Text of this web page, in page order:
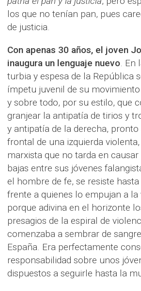
los que no tenían pan, pues
de justicia.
Con apenas 30 años, el joven
inaugura un lenguaje nuevo. En
turbia y espesa de la República
ímpetu juvenil de su
y sobre todo, por su estilo, que
granjear la antipatía de tirios y
y antipatía de la derecha,
frontal de una izquierda
marxista que no tarda en
bajas entre sus jóvenes
el hombre de fe, se resiste
frente a quienes lo empujan a la
porque adivina en el horizonte
presagios de la espiral de
comenzaba a sembrar de
España. Era perfectamente
responsabilidad sobre unos
dispuestos a seguirle hasta la